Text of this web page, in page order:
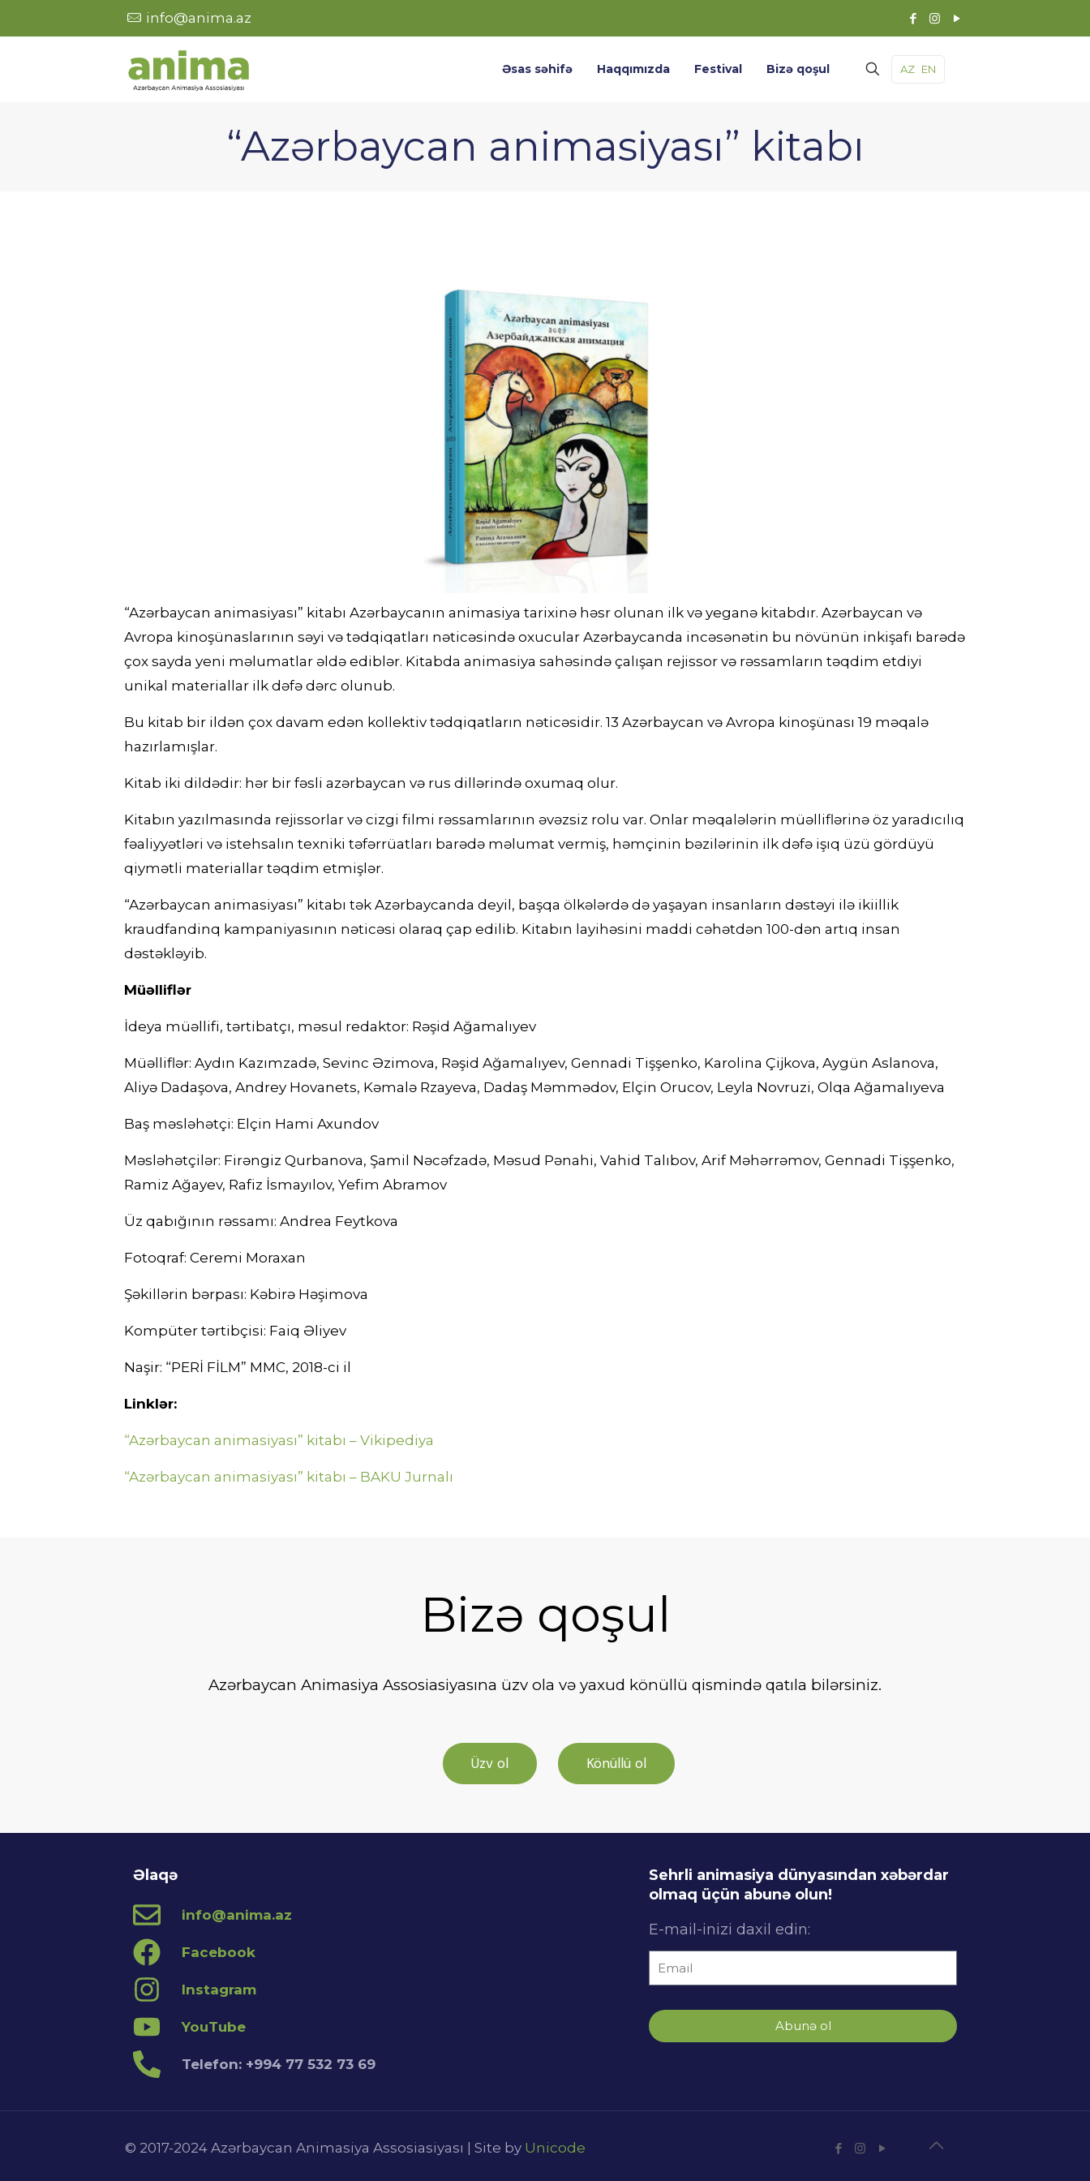
info@anima.az
Əsas səhifə Haqqımızda Festival Bizə qoşul AZ EN
“Azərbaycan animasiyası” kitabı
“Azərbaycan animasiyası” kitabı Azərbaycanın animasiya tarixinə həsr olunan ilk və yeganə kitabdır. Azərbaycan və
Avropa kinoşünaslarının səyi və tədqiqatları nəticəsində oxucular Azərbaycanda incəsənətin bu növünün inkişafı barədə
çox sayda yeni məlumatlar əldə ediblər. Kitabda animasiya sahəsində çalışan rejissor və rəssamların təqdim etdiyi
unikal materiallar ilk dəfə dərc olunub.
Bu kitab bir ildən çox davam edən kollektiv tədqiqatların nəticəsidir. 13 Azərbaycan və Avropa kinoşünası 19 məqalə
hazırlamışlar.
Kitab iki dildədir: hər bir fəsli azərbaycan və rus dillərində oxumaq olur.
Kitabın yazılmasında rejissorlar və cizgi filmi rəssamlarının əvəzsiz rolu var. Onlar məqalələrin müəlliflərinə öz yaradıcılıq
fəaliyyətləri və istehsalın texniki təfərrüatları barədə məlumat vermiş, həmçinin bəzilərinin ilk dəfə işıq üzü gördüyü
qiymətli materiallar təqdim etmişlər.
“Azərbaycan animasiyası” kitabı tək Azərbaycanda deyil, başqa ölkələrdə də yaşayan insanların dəstəyi ilə ikiillik
kraudfandinq kampaniyasının nəticəsi olaraq çap edilib. Kitabın layihəsini maddi cəhətdən 100-dən artıq insan
dəstəkləyib.
Müəlliflər
İdeya müəllifi, tərtibatçı, məsul redaktor: Rəşid Ağamalıyev
Müəlliflər: Aydın Kazımzadə, Sevinc Əzimova, Rəşid Ağamalıyev, Gennadi Tişşenko, Karolina Çijkova, Aygün Aslanova,
Aliyə Dadaşova, Andrey Hovanets, Kəmalə Rzayeva, Dadaş Məmmədov, Elçin Orucov, Leyla Novruzi, Olqa Ağamalıyeva
Baş məsləhətçi: Elçin Hami Axundov
Məsləhətçilər: Firəngiz Qurbanova, Şamil Nəcəfzadə, Məsud Pənahi, Vahid Talıbov, Arif Məhərrəmov, Gennadi Tişşenko,
Ramiz Ağayev, Rafiz İsmayılov, Yefim Abramov
Üz qabığının rəssamı: Andrea Feytkova
Fotoqraf: Ceremi Moraxan
Şəkillərin bərpası: Kəbirə Həşimova
Kompüter tərtibçisi: Faiq Əliyev
Naşir: “PERİ FİLM” MMC, 2018-ci il
Linklər:
“Azərbaycan animasiyası” kitabı – Vikipediya
“Azərbaycan animasiyası” kitabı – BAKU Jurnalı
Bizə qoşul
Azərbaycan Animasiya Assosiasiyasına üzv ola və yaxud könüllü qismində qatıla bilərsiniz.
Üzv ol Könüllü ol
Əlaqə
info@anima.az
Facebook
Instagram
YouTube
Telefon: +994 77 532 73 69
Sehrli animasiya dünyasından xəbərdar
olmaq üçün abunə olun!
E-mail-inizi daxil edin:
Abunə ol
© 2017-2024 Azərbaycan Animasiya Assosiasiyası | Site by Unicode